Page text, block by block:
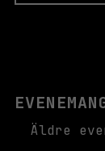
Äldre